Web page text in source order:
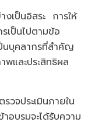
ป็นอิสระ การให้
เป็นไปตามข้อ
นบุคลากรที่สำคัญ
พและประสิทธิผล
จประเมินภายใน
อบรมจะได้รับความ